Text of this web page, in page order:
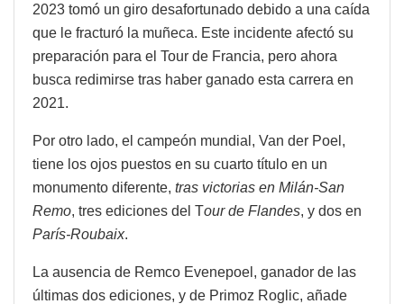
2023 tomó un giro desafortunado debido a una caída
que le fracturó la muñeca. Este incidente afectó su
preparación para el Tour de Francia, pero ahora
busca redimirse tras haber ganado esta carrera en
2021.
Por otro lado, el campeón mundial, Van der Poel,
tiene los ojos puestos en su cuarto título en un
monumento diferente, tras victorias en Milán-San
Remo, tres ediciones del Tour de Flandes, y dos en
París-Roubaix.
La ausencia de Remco Evenepoel, ganador de las
últimas dos ediciones, y de Primoz Roglic, añade